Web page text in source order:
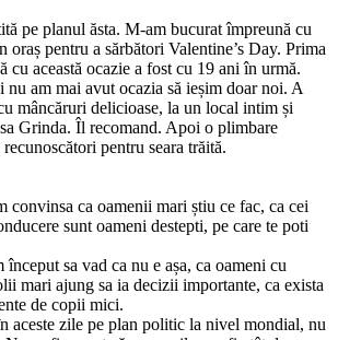
pe planul ăsta. M-am bucurat împreună cu
oraș pentru a sărbători Valentine’s Day. Prima
cu această ocazie a fost cu 19 ani în urmă.
am mai avut ocazia să ieșim doar noi. A
mâncăruri delicioase, la un local intim și
Grinda. Îl recomand. Apoi o plimbare
pentru seara trăită.
convinsa ca oamenii mari știu ce fac, ca cei
sunt oameni destepti, pe care te poti
sa vad ca nu e așa, ca oameni cu
mari ajung sa ia decizii importante, ca exista
de copii mici.
aceste zile pe plan politic la nivel mondial, nu